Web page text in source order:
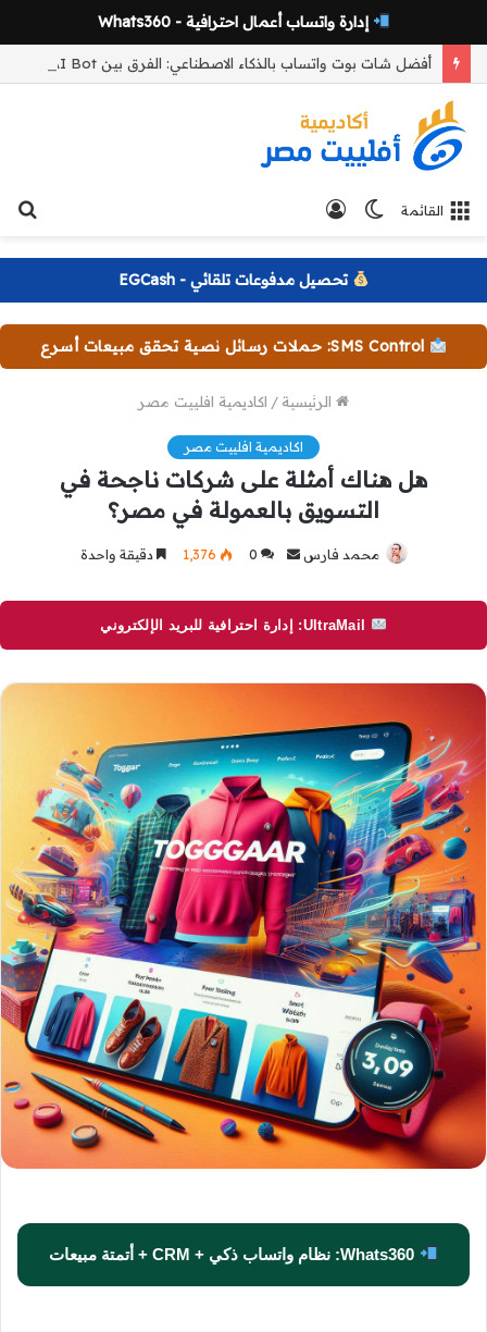
إدارة واتساب أعمال احترافية - Whats360
القائمة
الوضع
تحصيل مدفوعات تلقائي - EGCash
الرئيسية / اكاديمية افلييت مصر
اكاديمية افلييت مصر
هل هناك أمثلة على شركات ناجحة في
التسويق بالعمولة في مصر؟
محمد فارس
أرسل
إلكترونيا
0 1٬376 دقيقة واحدة